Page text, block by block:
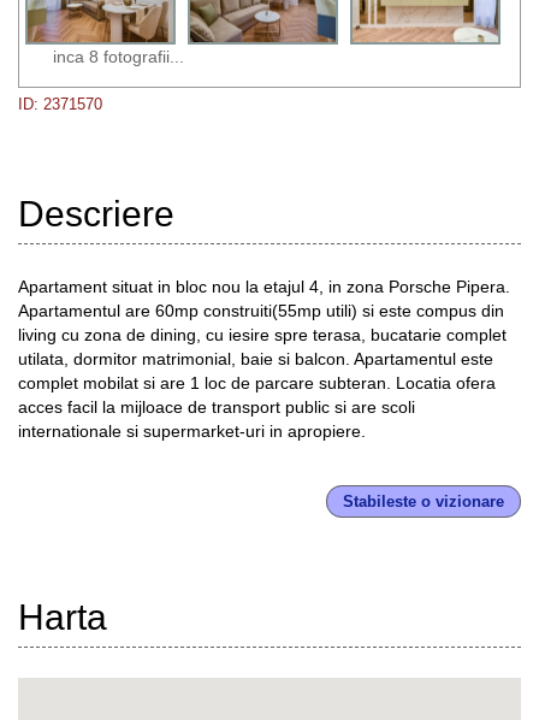
inca 8 fotografii...
ID: 2371570
Descriere
Apartament situat in bloc nou la etajul 4, in zona Porsche Pipera.
Apartamentul are 60mp construiti(55mp utili) si este compus din
living cu zona de dining, cu iesire spre terasa, bucatarie complet
utilata, dormitor matrimonial, baie si balcon. Apartamentul este
complet mobilat si are 1 loc de parcare subteran. Locatia ofera
acces facil la mijloace de transport public si are scoli
internationale si supermarket-uri in apropiere.
Stabileste o vizionare
Harta